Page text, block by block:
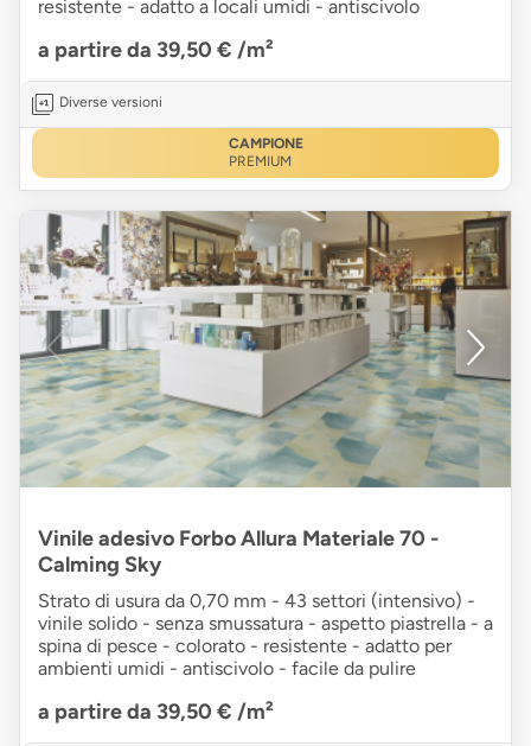
resistente - adatto a locali umidi - antiscivolo
a partire da 39,50 € /m²
Diverse versioni
CAMPIONE
PREMIUM
Vinile adesivo Forbo Allura Materiale 70 -
Calming Sky
Strato di usura da 0,70 mm - 43 settori (intensivo) -
vinile solido - senza smussatura - aspetto piastrella - a
spina di pesce - colorato - resistente - adatto per
ambienti umidi - antiscivolo - facile da pulire
a partire da 39,50 € /m²